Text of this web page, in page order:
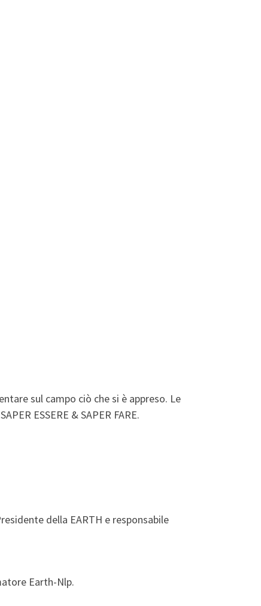
sul campo ciò che si è appreso. Le
ESSERE & SAPER FARE.
della EARTH e responsabile
Earth-Nlp.